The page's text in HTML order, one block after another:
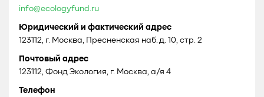
info@ecologyfund.ru
Юридический и фактический адрес
123112, г. Москва, Пресненская наб. д. 10, стр. 2
Почтовый адрес
123112, Фонд Экология, г. Москва, а/я 4
Телефон